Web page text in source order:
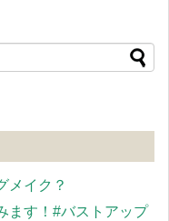
メイク？
ます！#バストアップ